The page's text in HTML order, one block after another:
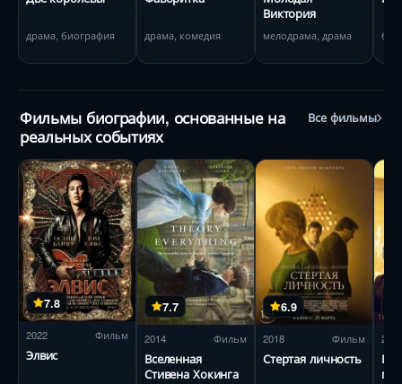
драма, биография драма, комедия
Виктория
мелодрама, драма
Фильмы биографии, основанные на
реальных событиях
Все фильмы
7.8
2022 Фильм
Элвис
7.7
2014 Фильм
Вселенная
Стивена Хокинга
6.9
2018 Фильм
Стертая личность
2019